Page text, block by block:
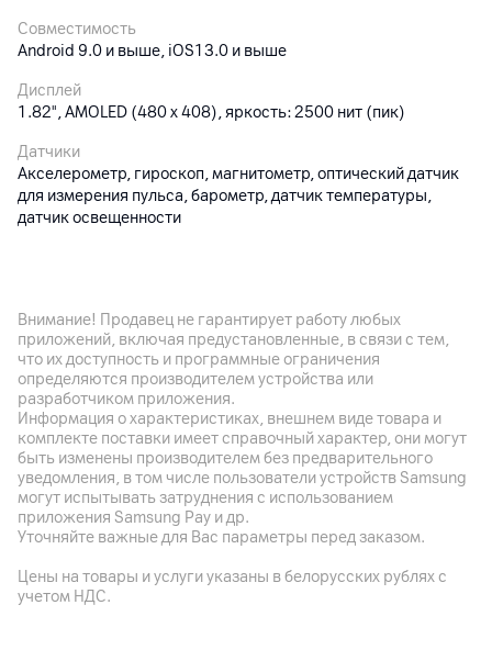
Совместимость
Android 9.0 и выше, iOS13.0 и выше
Дисплей
1.82", AMOLED (480 x 408), яркость: 2500 нит (пик)
Датчики
Акселерометр, гироскоп, магнитометр, оптический датчик
для измерения пульса, барометр, датчик температуры,
датчик освещенности
Bluetooth
6
Навигация
GNSS: GPS (L1 + L5 Dual-band)/GLONASS/BeiDou (B1I + B1C
+ B2a Tri-band)/GALILEO (E1 + E5a Dual-band)/QZSS (L1 + L5
Dual-band)/NavIC
Аккумулятор
Батарея
471 мАч
Время работы
Внимание! Продавец не гарантирует работу любых
приложений, включая предустановленные, в связи с тем,
что их доступность и программные ограничения
определяются производителем устройства или
разработчиком приложения.
Информация о характеристиках, внешнем виде товара и
комплекте поставки имеет справочный характер, они могут
быть изменены производителем без предварительного
уведомления, в том числе пользователи устройств Samsung
могут испытывать затруднения с использованием
приложения Samsung Pay и др.
Уточняйте важные для Вас параметры перед заказом.
Цены на товары и услуги указаны в белорусских рублях с
учетом НДС.